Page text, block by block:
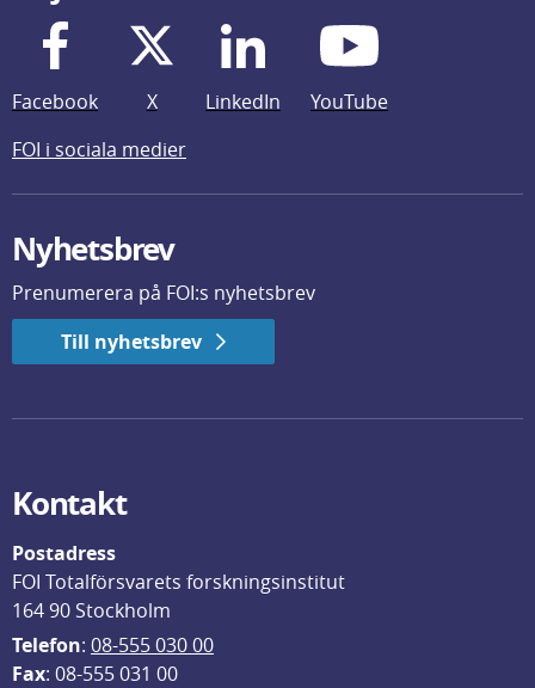
Facebook X LinkedIn
YouTube
FOI i sociala medier
Nyhetsbrev
Prenumerera på FOI:s nyhetsbrev
Till nyhetsbrev
Kontakt
Postadress
FOI Totalförsvarets forskningsinstitut
164 90 Stockholm
Telefon: 08-555 030 00
Fax: 08-555 031 00